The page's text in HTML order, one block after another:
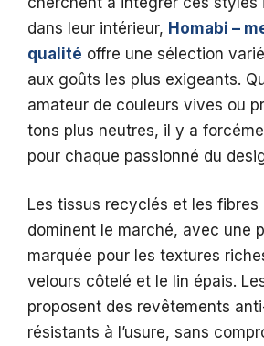
dans leur intérieur, Homabi –
qualité offre une sélection
aux goûts les plus exigeants.
amateur de couleurs vives ou
tons plus neutres, il y a
pour chaque passionné du
Les tissus recyclés et les fibres
dominent le marché, avec une
marquée pour les textures
velours côtelé et le lin épais.
proposent des revêtements
résistants à l’usure, sans